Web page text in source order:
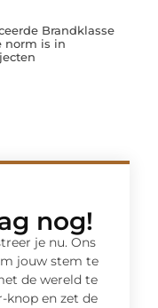
Brandklasse
norm is in
nog!
je nu. Ons
jouw stem te
de wereld te
knop en zet de